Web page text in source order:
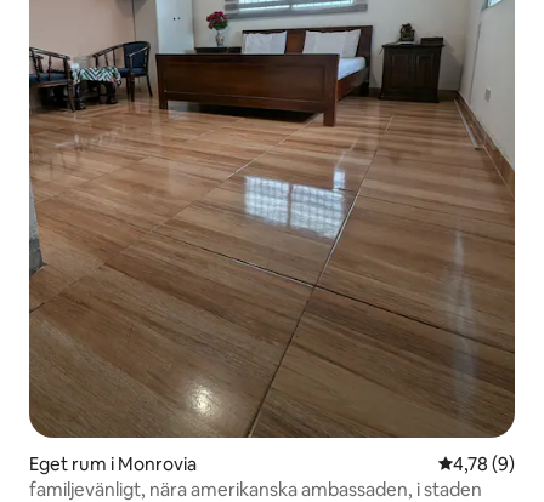
Eget rum i Monrovia 4,78 av 5 i
4,78 (9)
familjevänligt, nära amerikanska ambassaden, i staden